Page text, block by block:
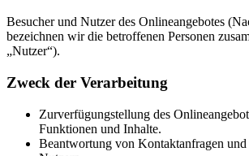
Besucher und Nutzer des Onlineangebotes
bezeichnen wir die betroffenen Personen
„Nutzer“).
Zweck der Verarbeitung
Zurverfügungstellung des
Funktionen und Inhalte.
Beantwortung von Kontaktanfragen